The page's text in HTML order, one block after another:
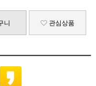
니 관심상품